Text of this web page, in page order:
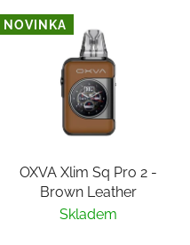
NOVINKA
OXVA Xlim Sq Pro 2 -
Brown Leather
Skladem